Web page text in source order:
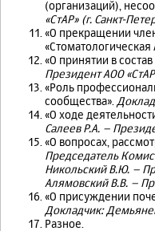
(организаций),
«СтАР» (г. Санкт-
«О прекращении
«О принятии в
Президент АОО
«Роль
сообщества».
«О ходе
Салеев Р.А. –
«О вопросах,
Председатель
Никольский В.Ю. –
Алямовский В.В. –
«О присуждении
Докладчик:
Разное.